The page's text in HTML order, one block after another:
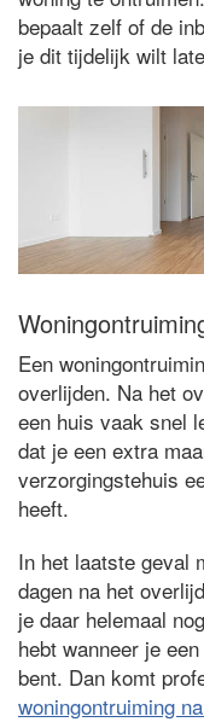
bepaalt zelf of de
je dit tijdelijk wilt
Een
overlijden. Na het
een huis vaak snel
dat je een extra
verzorgingstehuis
heeft.
In het laatste geval
dagen na het
je daar helemaal
hebt wanneer je
bent. Dan komt
woningontruiming